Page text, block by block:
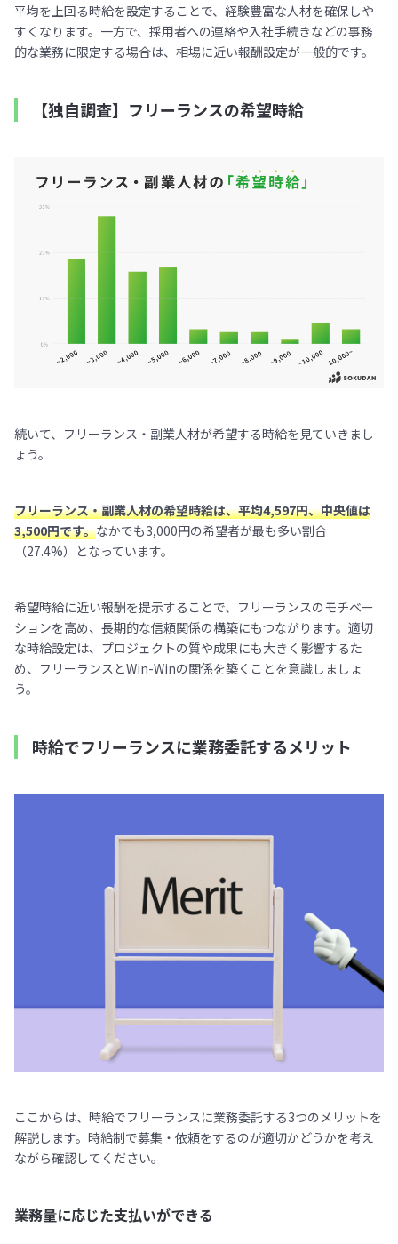
平均を上回る時給を設定することで、経験豊富な人材を確保しや
すくなります。一方で、採用者への連絡や入社手続きなどの事務
的な業務に限定する場合は、相場に近い報酬設定が一般的です。
【独自調査】フリーランスの希望時給
続いて、フリーランス・副業人材が希望する時給を見ていきまし
ょう。
フリーランス・副業人材の希望時給は、平均4,597円、中央値は
3,500円です。なかでも3,000円の希望者が最も多い割合
（27.4%）となっています。
希望時給に近い報酬を提示することで、フリーランスのモチベー
ションを高め、長期的な信頼関係の構築にもつながります。適切
な時給設定は、プロジェクトの質や成果にも大きく影響するた
め、フリーランスとWin-Winの関係を築くことを意識しましょ
う。
時給でフリーランスに業務委託するメリット
ここからは、時給でフリーランスに業務委託する3つのメリットを
解説します。時給制で募集・依頼をするのが適切かどうかを考え
ながら確認してください。
業務量に応じた支払いができる